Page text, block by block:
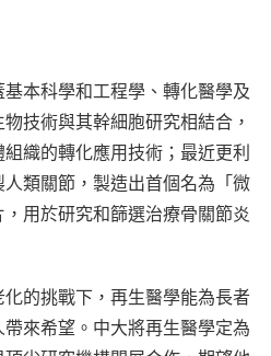
本科學和工程學、轉化醫學及
技術與其幹細胞研究相結合，
織的轉化應用技術；最近更利
類關節，製造出首個名為「微
用於研究和篩選治療骨關節炎
的挑戰下，再生醫學能為長者
來希望。中大將再生醫學定為